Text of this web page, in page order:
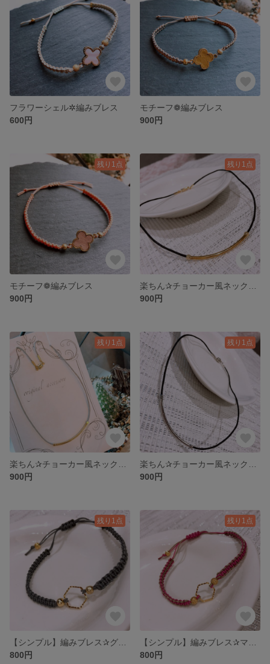
フラワーシェル✲編みブレス
600円
モチーフ❁編みブレス
900円
残り1点
モチーフ❁編みブレス
900円
残り1点
900円
残り1点
900円
残り1点
900円
残り1点
800円
残り1点
800円